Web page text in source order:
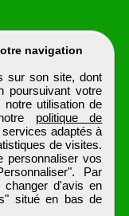
navigation
sur son site, dont
poursuivant votre
utilisation de
politique de
adaptés à
de visites.
personnaliser vos
Par
d'avis en
situé en bas de